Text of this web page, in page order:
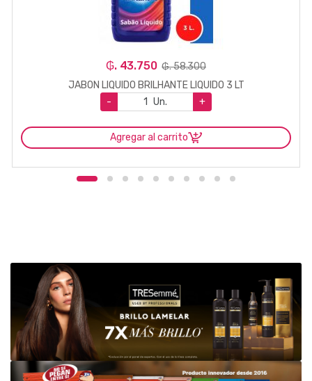
₲. 43.750 ₲. 58.300
JABON LIQUIDO BRILHANTE LIQUIDO 3 LT
-
Un. +
Agregar al carrito